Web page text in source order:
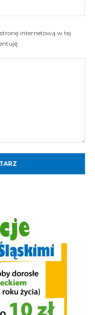
internetową w tej